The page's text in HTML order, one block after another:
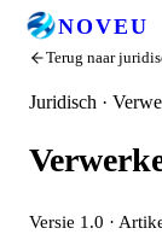
NOVEU
Terug naar
Juridisch ·
Versie 1.0 ·